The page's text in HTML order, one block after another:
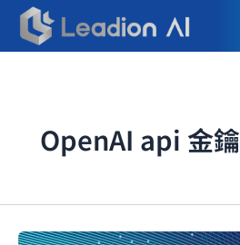
主
OpenAI api 金鑰